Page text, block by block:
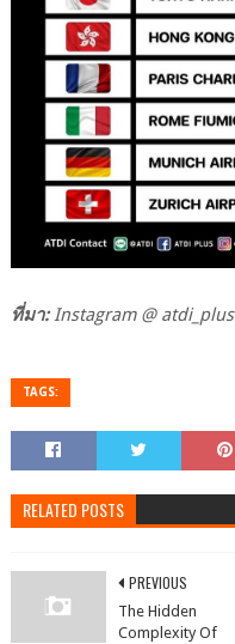
ที่มา:Instagram @ atdi_plus
TAGS:
RELATED POSTS
PREVIOUS
The Hidden
Complexity Of